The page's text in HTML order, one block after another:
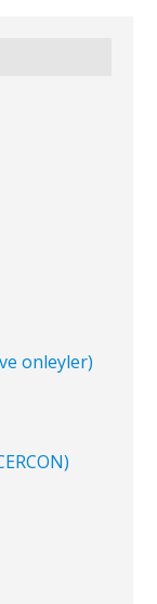
onleyler)